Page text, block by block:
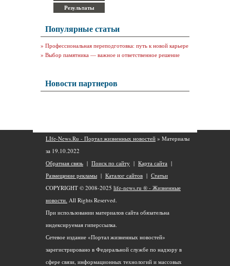
Популярные статьи
» Профессиональная переподготовка: путь к новой карьере
» Выбор памятника — важное и ответственное решение
Новости партнеров
LIfe-News.Ru - Портал жизненных новостей » Материалы
за 19.10.2022
Обратная связь | Поиск по сайту | Карта сайта |
Размещение рекламы | Каталог сайтов | Статьи
COPYRIGHT © 2008-2025 life-news.ru ® - Жизненные
новости. All Rights Reserved.
При использовании материалов сайта обязательна
индексируемая гиперссылка.
Сетевое издание «Портал жизненных новостей»
зарегистрировано в Федеральной службе по надзору в
сфере связи, информационных технологий и массовых